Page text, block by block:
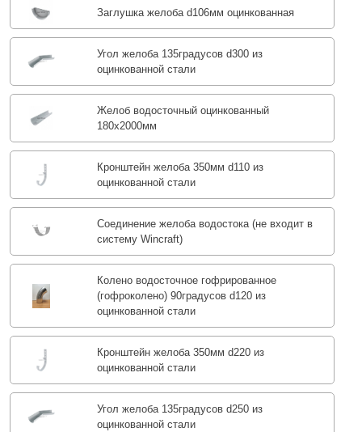
Заглушка желоба d106мм оцинкованная
Угол желоба 135градусов d300 из
оцинкованной стали
Желоб водосточный оцинкованный
180х2000мм
Кронштейн желоба 350мм d110 из
оцинкованной стали
Соединение желоба водостока (не входит в
систему Wincraft)
Колено водосточное гофрированное
(гофроколено) 90градусов d120 из
оцинкованной стали
Кронштейн желоба 350мм d220 из
оцинкованной стали
Угол желоба 135градусов d250 из
оцинкованной стали